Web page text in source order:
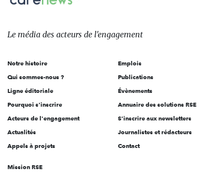
Le
des
l'engagement
Le média des acteurs de l'engagement
Notre histoire
Qui sommes-nous ?
Ligne éditoriale
Pourquoi s'inscrire
Acteurs de l'engagement
Actualités
Appels à projets
Emplois
Publications
Évènements
Annuaire des solutions RSE
S'inscrire aux newsletters
Journalistes et rédacteurs
Contact
Mission RSE